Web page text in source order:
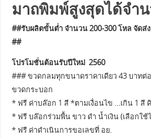
มาถพิมพ์สูงสุดได้จำน
##รับผลิตขั้นต่ำ จำนวน 200-300 โหล จัด
##
โปรโมชั่นต้อนรับปีใหม่ 2560
### ขวดกลมทุกขนาดราคาเดียว 43 บาท
ขวดกระบอก
* ฟรี ค่าบล๊อก 1 สี *ตามเงื่อนไข …เกิน 1 สี
* ฟรี บล๊อกร่วมพื้น ขาว ดำ น้ำเงิน (เลือกใช้
* ฟรี ค่าดำเนินการขอเลขที่ อย.